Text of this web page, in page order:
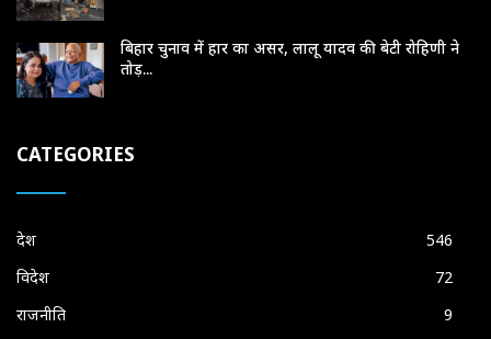
बिहार चुनाव में हार का असर, लालू यादव की बेटी रोहिणी ने
तोड़...
CATEGORIES
देश
546
विदेश
72
राजनीति
9